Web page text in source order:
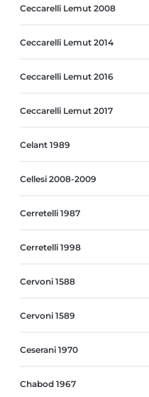
Ceccarelli Lemut 2008
Ceccarelli Lemut 2014
Ceccarelli Lemut 2016
Ceccarelli Lemut 2017
Celant 1989
Cellesi 2008-2009
Cerretelli 1987
Cerretelli 1998
Cervoni 1588
Cervoni 1589
Ceserani 1970
Chabod 1967